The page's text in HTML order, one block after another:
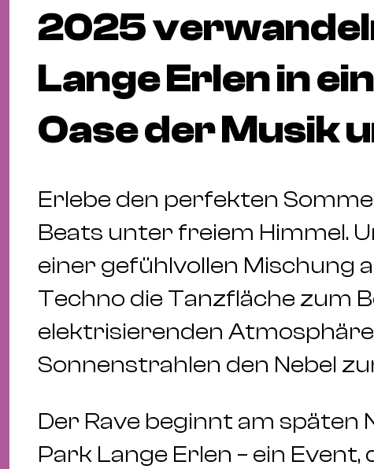
2025
Lange Erlen in
Oase der Musik
Erlebe den perfekten
Beats unter freiem Himmel.
einer gefühlvollen Mischung
Techno die Tanzfläche zum
elektrisierenden
Sonnenstrahlen den Nebel
Der Rave beginnt am
Park Lange Erlen – ein